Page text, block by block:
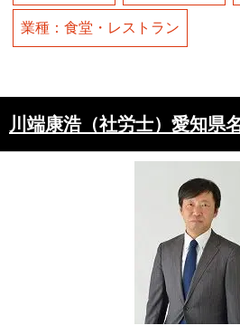
業種：食堂・レストラン
川端康浩（社労士）愛知県